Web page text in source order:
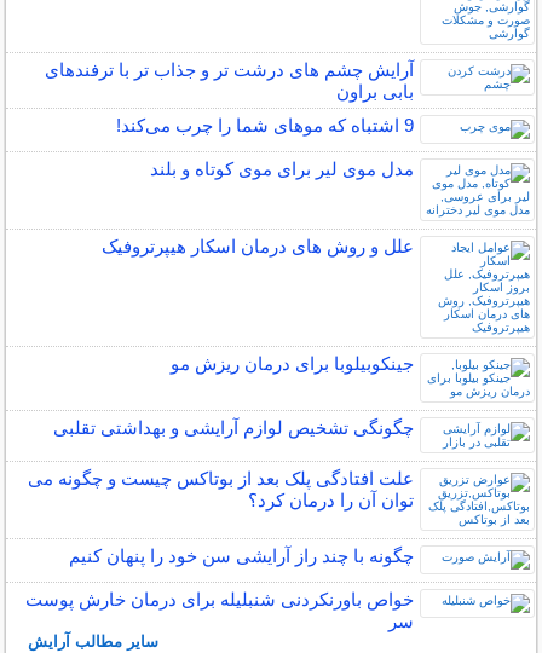
آرایش چشم های درشت تر و جذاب تر با ترفندهای
بابی براون
9 اشتباه که موهای شما را چرب می‌کند!
مدل موی لیر برای موی کوتاه و بلند
علل و روش های درمان اسکار هیپرتروفیک
جینکوبیلوبا برای درمان ریزش مو
چگونگی تشخیص لوازم آرایشی و بهداشتی تقلبی
علت افتادگی پلک بعد از بوتاکس چیست و چگونه می
توان آن را درمان کرد؟
چگونه با چند راز آرایشی سن خود را پنهان کنیم
خواص باورنکردنی شنبلیله برای درمان خارش پوست
سر
سایر مطالب آرایش